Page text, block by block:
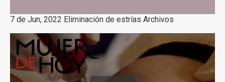
7 de Jun, 2022 Eliminación de estrías Archivos